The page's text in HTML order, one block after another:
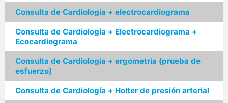
Consulta de Cardiología + electrocardiograma
Consulta de Cardiología + Electrocardiograma +
Ecocardiograma
Consulta de Cardiología + ergometría (prueba de
esfuerzo)
Consulta de Cardiología + Holter de presión arterial